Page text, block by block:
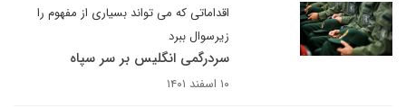
اقداماتی که می تواند بسیاری از مفهوم را
زیرسوال ببرد
سردرگمی انگلیس بر سر سپاه
۱۰ اسفند ۱۴۰۱